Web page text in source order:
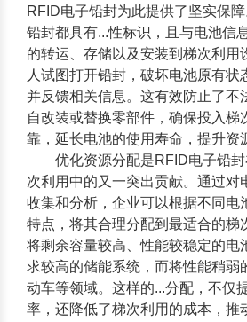
RFID电子铅封为此提供了坚实保
铅封都具有...性标识，且与电池信
的转运、存储以及安装到梯次利用
人试图打开铅封，破坏电池原有状
并反馈相关信息。这有效防止了不
自改装或替换零部件，确保投入梯
靠，延长电池的使用寿命，提升资
优化资源分配是RFID电子铅封
次利用中的又一突出贡献。通过对
收集和分析，企业可以根据不同电
特点，将其合理分配到最适合的梯
将剩余容量较高、性能较稳定的电
求较高的储能系统，而将性能稍弱
动车等领域。这样的...分配，不仅
率，还降低了梯次利用的成本，推